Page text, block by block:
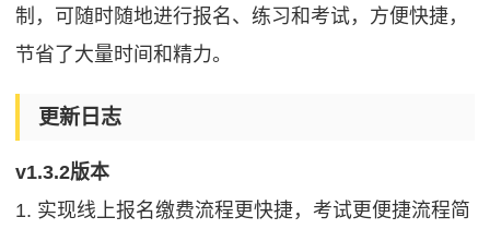
制，可随时随地进行报名、练习和考试，方便快捷，
节省了大量时间和精力。
更新日志
v1.3.2版本
1. 实现线上报名缴费流程更快捷，考试更便捷流程简